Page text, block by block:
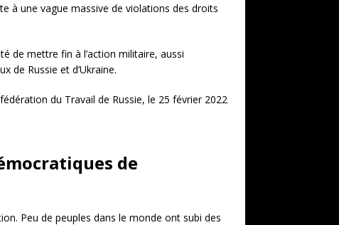
à une vague massive de violations des droits
de mettre fin à l’action militaire, aussi
de Russie et d’Ukraine.
du Travail de Russie, le 25 février 2022
de
Peu de peuples dans le monde ont subi des